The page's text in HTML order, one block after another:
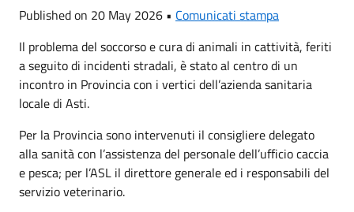
Published on 20 May 2026 • Comunicati stampa
Il problema del soccorso e cura di animali in cattività, feriti
a seguito di incidenti stradali, è stato al centro di un
incontro in Provincia con i vertici dell’azienda sanitaria
locale di Asti.
Per la Provincia sono intervenuti il consigliere delegato
alla sanità con l’assistenza del personale dell’ufficio caccia
e pesca; per l’ASL il direttore generale ed i responsabili del
servizio veterinario.